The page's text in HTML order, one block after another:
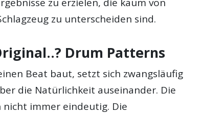
zu erzielen, die kaum von
zu unterscheiden sind.
Drum Patterns
Beat baut, setzt sich zwangsläufig
die Natürlichkeit auseinander. Die
immer eindeutig. Die